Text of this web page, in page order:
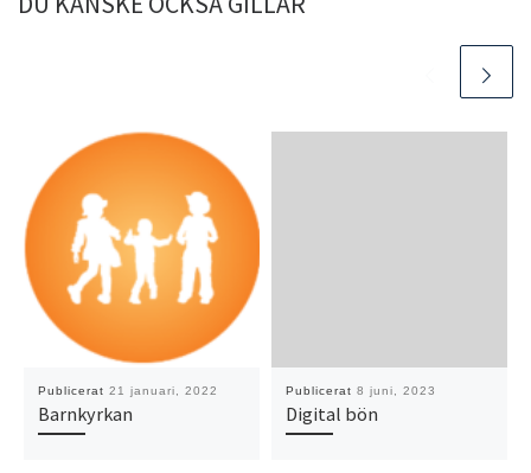
Publicerat 21 januari, 2022
Barnkyrkan
Publicerat 8 juni, 2023
Digital bön